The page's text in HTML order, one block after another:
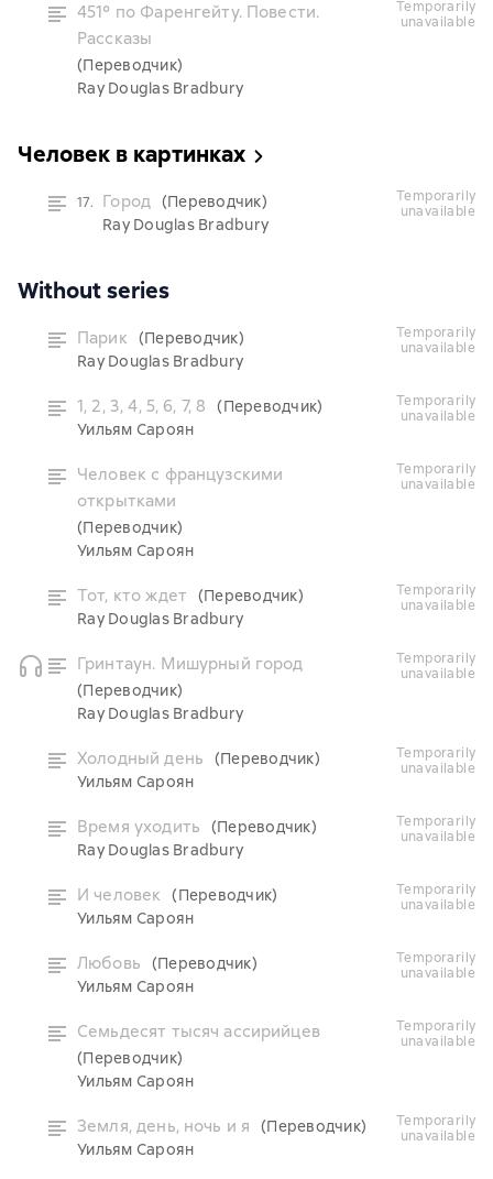
451° по Фаренгейту. Повести.
Рассказы
(Переводчик)
Ray Douglas Bradbury
temporarily
unavailable
Человек в картинках
17. Город (Переводчик)
Ray Douglas Bradbury
temporarily
unavailable
Without series
Парик
(Переводчик)
Ray Douglas Bradbury
temporarily
unavailable
1, 2, 3, 4, 5, 6, 7, 8
(Переводчик)
Уильям Сароян
temporarily
unavailable
Человек с французскими
открытками
(Переводчик)
Уильям Сароян
temporarily
unavailable
Тот, кто ждет
(Переводчик)
Ray Douglas Bradbury
temporarily
unavailable
Гринтаун. Мишурный город
(Переводчик)
Ray Douglas Bradbury
temporarily
unavailable
Холодный день
(Переводчик)
Уильям Сароян
temporarily
unavailable
Время уходить
(Переводчик)
Ray Douglas Bradbury
temporarily
unavailable
И человек
(Переводчик)
Уильям Сароян
temporarily
unavailable
Любовь
(Переводчик)
Уильям Сароян
temporarily
unavailable
Семьдесят тысяч ассирийцев
(Переводчик)
Уильям Сароян
temporarily
unavailable
Земля, день, ночь и я
(Переводчик)
Уильям Сароян
temporarily
unavailable